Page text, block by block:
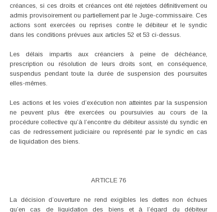
créances, si ces droits et créances ont été rejetées définitivement ou
admis provisoirement ou partiellement par le Juge-commissaire. Ces
actions sont exercées ou reprises contre le débiteur et le syndic
dans les conditions prévues aux articles 52 et 53 ci-dessus.
Les délais impartis aux créanciers à peine de déchéance,
prescription ou résolution de leurs droits sont, en conséquence,
suspendus pendant toute la durée de suspension des poursuites
elles-mêmes.
Les actions et les voies d’exécution non atteintes par la suspension
ne peuvent plus être exercées ou poursuivies au cours de la
procédure collective qu’à l’encontre du débiteur assisté du syndic en
cas de redressement judiciaire ou représenté par le syndic en cas
de liquidation des biens.
ARTICLE 76
La décision d’ouverture ne rend exigibles les dettes non échues
qu’en cas de liquidation des biens et à l’égard du débiteur